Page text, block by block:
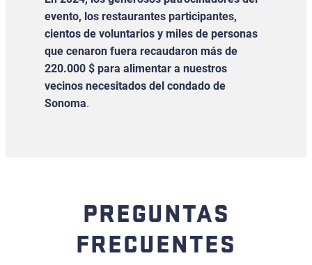
evento, los restaurantes participantes,
cientos de voluntarios y miles de personas
que cenaron fuera recaudaron más de
220.000 $ para alimentar a nuestros
vecinos necesitados del condado de
Sonoma.
PREGUNTAS
FRECUENTES